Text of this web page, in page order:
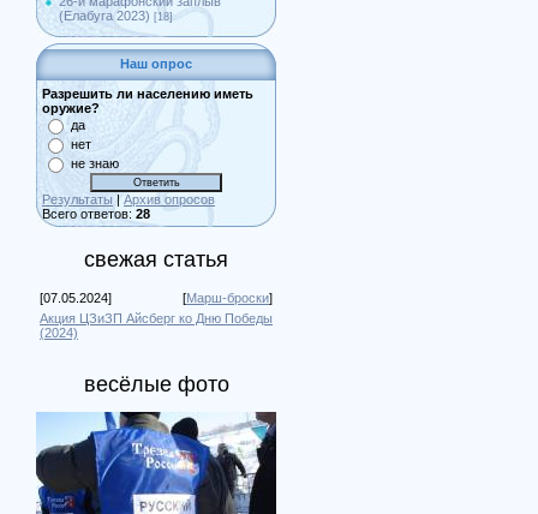
(Елабуга 2023) [18]
Наш опрос
Разрешить ли населению иметь
оружие?
да
нет
не знаю
Результаты | Архив опросов
Всего ответов: 28
свежая статья
[07.05.2024] [Марш-броски]
Акция ЦЗиЗП Айсберг ко Дню Победы
(2024)
весёлые фото